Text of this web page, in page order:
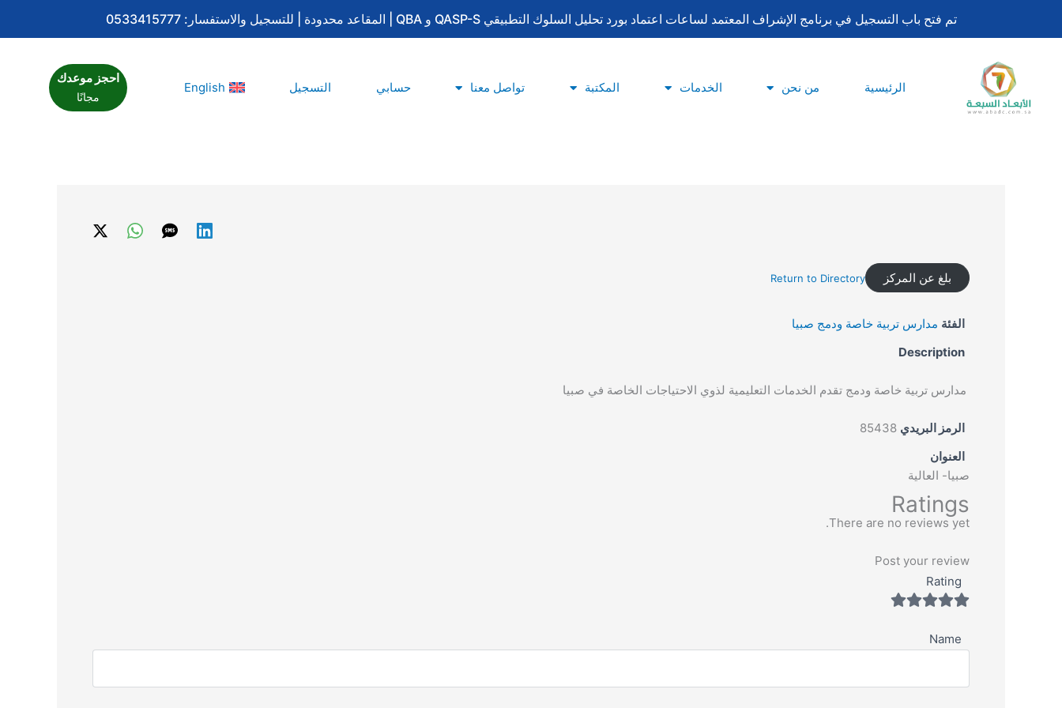
تم فتح باب التسجيل في برنامج الإشراف المعتمد لساعات اعتماد بورد تحليل السلوك التطبيقي QASP-S و QBA | المقاعد محدودة | للتسجيل والاستفسار: 0533415777
الرئيسية من نحن الخدمات المكتبة تواصل معنا حسابي التسجيل English
احجز موعدك
مجانًا
بلغ عن المركز Return to Directory
الفئة مدارس تربية خاصة ودمج صبيا
Description
مدارس تربية خاصة ودمج تقدم الخدمات التعليمية لذوي الاحتياجات الخاصة في صبيا
الرمز البريدي 85438
العنوان
صبيا- العالية
Ratings
There are no reviews yet.
Post your review
Rating
Name